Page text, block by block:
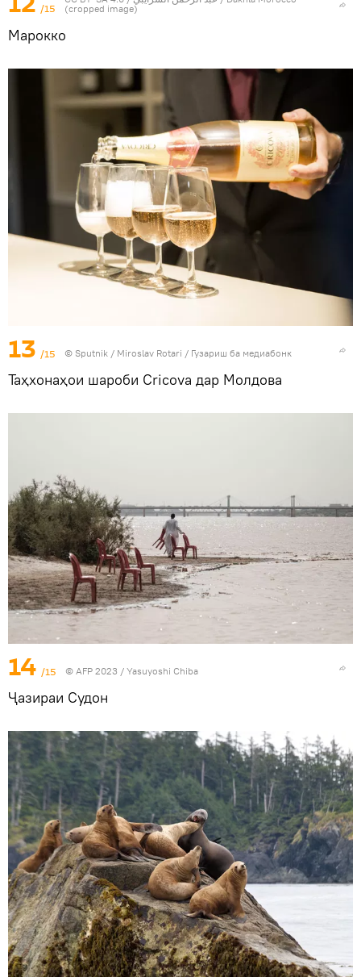
/15
(cropped image)
Марокко
13 /15 © Sputnik / Miroslav Rotari / Гузариш ба медиабонк
Таҳхонаҳои шароби Cricova дар Молдова
14 /15 © AFP 2023 / Yasuyoshi Chiba
Ҷазираи Судон